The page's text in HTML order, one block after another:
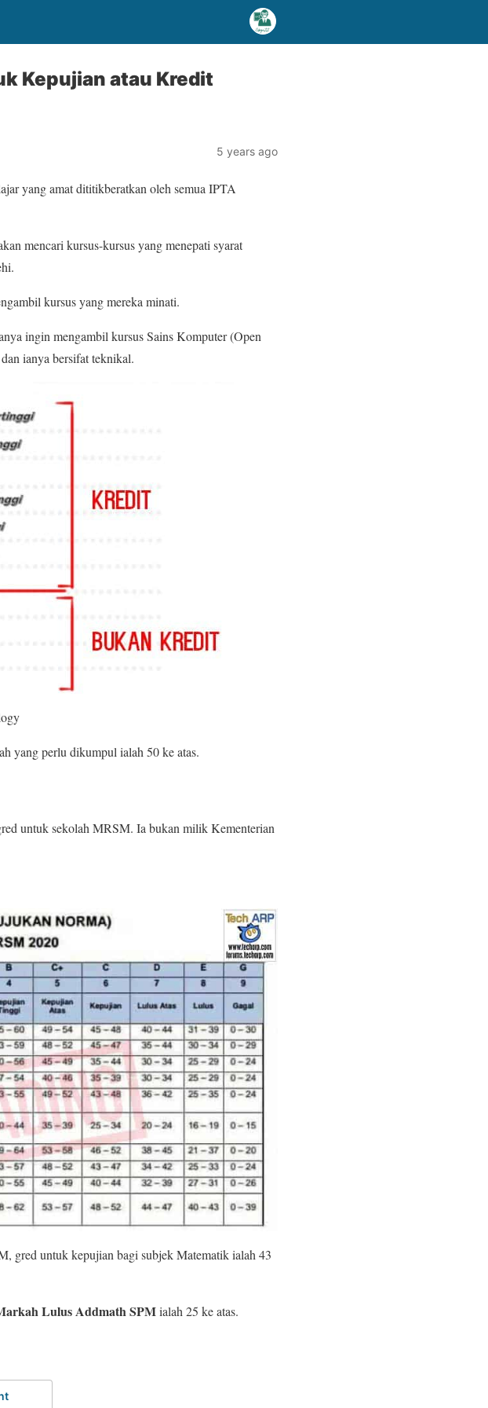
Kepujian atau Kredit
5 years ago
yang amat dititikberatkan oleh semua IPTA
mencari kursus-kursus yang menepati syarat
kursus yang mereka minati.
ingin mengambil kursus Sains Komputer (Open
ianya bersifat teknikal.
yang perlu dikumpul ialah 50 ke atas.
untuk sekolah MRSM. Ia bukan milik Kementerian
gred untuk kepujian bagi subjek Matematik ialah 43
Lulus Addmath SPMialah 25 ke atas.